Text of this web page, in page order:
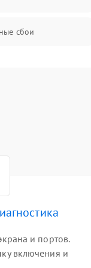
сбои
и портов.
включения и